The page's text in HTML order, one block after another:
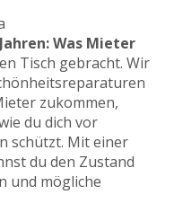
Was Mieter
Tisch gebracht. Wir
zukommen,
du dich vor
schützt. Mit einer
du den Zustand
und mögliche